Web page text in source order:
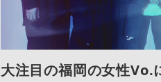
大注目の福岡の女性Vo.